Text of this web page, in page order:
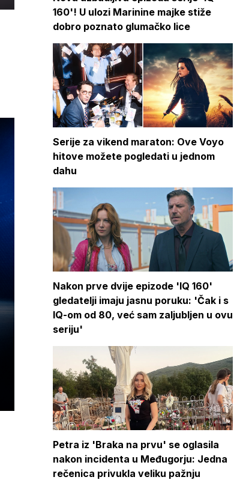
160'! U ulozi Marinine majke stiže
dobro poznato glumačko lice
Serije za vikend maraton: Ove Voyo
hitove možete pogledati u jednom
dahu
Nakon prve dvije epizode 'IQ 160'
gledatelji imaju jasnu poruku: 'Čak i s
IQ-om od 80, već sam zaljubljen u ovu
seriju'
Petra iz 'Braka na prvu' se oglasila
nakon incidenta u Međugorju: Jedna
rečenica privukla veliku pažnju